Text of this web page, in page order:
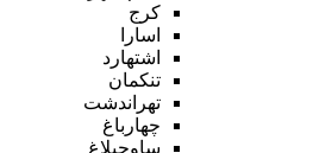
کرج
اسارا
اشتهارد
تنکمان
تهراندشت
چهارباغ
ساوجبلاغ